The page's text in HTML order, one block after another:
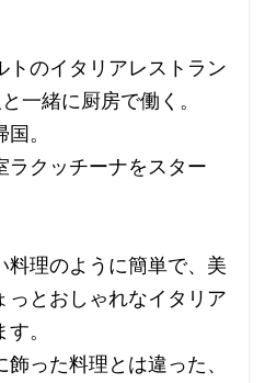
トのイタリアレストラン
一緒に厨房で働く。
。
ラクッチーナをスター
料理のように簡単で、美
っとおしゃれなイタリア
。
った料理とは違った、